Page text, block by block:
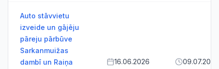
Auto stāvvietu
izveide un gājēju
pāreju pārbūve
Sarkanmuižas
dambī un Raiņa
16.06.2026 09.07.2026